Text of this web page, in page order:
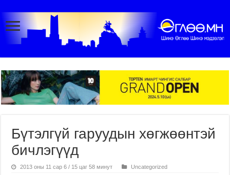
Бүтэлгүй гаруудын хөгжөөнтэй
бичлэгүүд
2013 оны 11 сар 6 / 15 цаг 58 минут Uncategorized